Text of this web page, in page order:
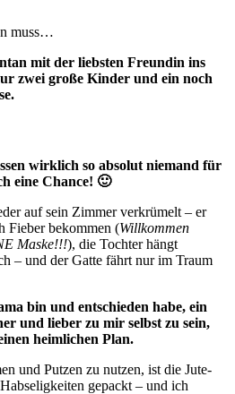
muss…
mit der liebsten Freundin ins
zwei große Kinder und ein noch
wirklich so absolut niemand für
eine Chance! 🙂
auf sein Zimmer verkrümelt – er
Fieber bekommen (Willkommen
Maske!!!), die Tochter hängt
– und der Gatte fährt nur im Traum
bin und entschieden habe, ein
und lieber zu mir selbst zu sein,
heimlichen Plan.
und Putzen zu nutzen, ist die Jute-
gepackt – und ich